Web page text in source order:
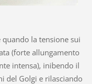
quando la tensione sui
(forte allungamento
intensa), inibendo il
del Golgi e rilasciando